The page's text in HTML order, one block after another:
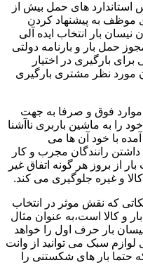
استاندارد های حمل بیش از
موظف به پیشنهاد کردن
بار انتخاب ایده آلی
حمل بار و بارنامه دولتی
بارگیری در اختیار
مورد نظر مشتری بارگیری
موارد فوق و صرفا به جهت
را به ماشین باربری ناآشنا
با خود آن ها می
رانندگان مجرب و کار
از بروز هر گونه اتفاق غیر
و غیره جلوگیری می کند.
که نقش موثر در انتخاب
و کالا است،به عنوان مثال
بار حرف اول را خواهد
سبک می توانید از وانت
حتما بار های شکستنی را